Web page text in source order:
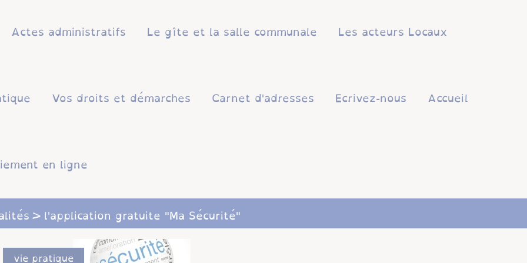
Actes administratifs Le gîte et la salle communale Les acteurs Locaux
Vos droits et démarches Carnet d'adresses Ecrivez-nous Accueil
en ligne
l'application gratuite "Ma Sécurité"
vie pratique